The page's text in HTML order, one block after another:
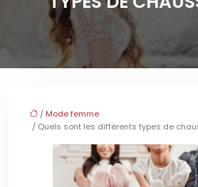
/ Mode femme
/ Quels sont les différents types de